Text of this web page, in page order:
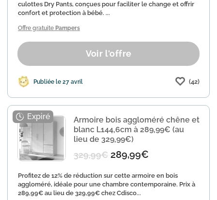
culottes Dry Pants, conçues pour faciliter le change et offrir
confort et protection à bébé. ...
Offre gratuite Pampers
Voir l'offre
Publiée le 27 avril (42)
Armoire bois aggloméré chêne et
blanc L144,6cm à 289,99€ (au
lieu de 329,99€)
329,99€ 289,99€
Profitez de 12% de réduction sur cette armoire en bois
aggloméré, idéale pour une chambre contemporaine. Prix à
289,99€ au lieu de 329,99€ chez Cdisco...